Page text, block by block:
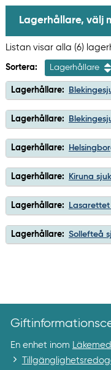
Lagerhållare, välj
Listan visar alla (6)
Sortera: Lagerhållare
Lagerhållare:
Lagerhållare:
Lagerhållare:
Lagerhållare: Kiruna
Lagerhållare:
Lagerhållare: Sollefteå
En enhet inom